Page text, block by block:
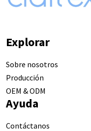
Explorar
Sobre nosotros
Producción
OEM & ODM
Ayuda
Contáctanos